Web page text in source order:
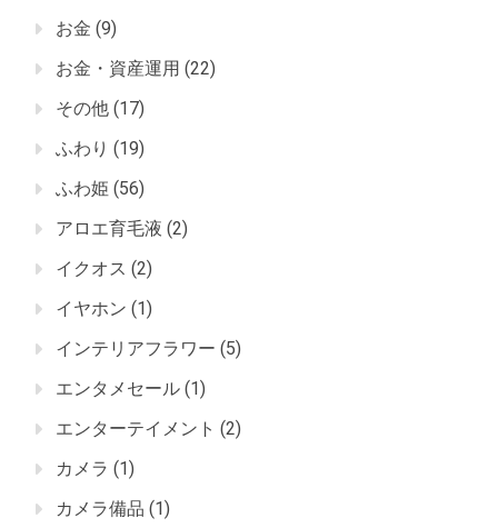
お金 (9)
お金・資産運用 (22)
その他 (17)
ふわり (19)
ふわ姫 (56)
アロエ育毛液 (2)
イクオス (2)
イヤホン (1)
インテリアフラワー (5)
エンタメセール (1)
エンターテイメント (2)
カメラ (1)
カメラ備品 (1)